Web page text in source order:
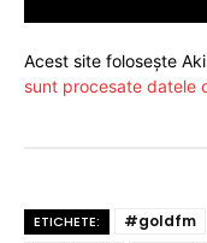
Acest site folosește
sunt procesate datele
ETICHETE: #goldfm